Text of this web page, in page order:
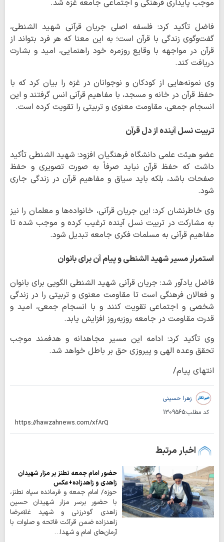
موجب پایداری فرهنگی و اجتماعی جامعه غزه شد.
فاضل تأکید کرد: فلسفه اصلی جریان قرآنی شهید الشنطی،
گفت‌وگوی زندگی با قرآن است؛ به این معنا که هر فرد بتواند از
قرآن در مواجهه با وقایع روزمره خود راهنمایی، امید و بشارت
دریافت کند.
وی نمونه‌هایی از کودکان و نوجوانان در غزه را بیان کرد که با
حفظ قرآن در خانه و مسجد، با مفاهیم قرآنی انس گرفتند و این
انسجام جمعی، مقاومت معنوی و تربیتی را تقویت کرده است.
تربیت نسل آینده از دل قرآن
عضو هیئت علمی دانشگاه فرهنگیان افزود: شهید الشنطی تأکید
داشت که حفظ قرآن نباید صرفاً به صورت تصویری و حفظ
صفحات باشد، بلکه باید سیاق و مفاهیم قرآن در زندگی جاری
شود.
وی خاطرنشان کرد: این جریان قرآنی، خانواده‌ها و معلمان را نیز
به مشارکت در تربیت نسل آینده ترغیب کرده و موجب شده تا
مفاهیم قرآنی به مسلمات فکری جامعه تبدیل شود.
استمرار مسیر شهید الشنطی و پیام آن برای بانوان
فاضل یادآور شد: جریان قرآنی شهید الشنطی الگویی برای بانوان
و فعالان فرهنگی است تا مقاومت معنوی و تربیتی را در زندگی
شخصی و اجتماعی تقویت کنند و با انسجام جمعی، امید و
قدرت مقاومت در جامعه روزبه‌روز افزایش یابد.
وی تأکید کرد: ادامه این مسیر مجاهدانه و هدفمند موجب
تحقق وعده الهی و پیروزی حق بر باطل خواهد شد.
انتهای پیام/
زهرا حسینی
کد مطلب:1309565
اخبار مرتبط
حضور امام جمعه نطنز بر مزار شهیدان
زاهدی و زاهدزاده+عکس
حوزه/ امام جمعه و فرمانده سپاه نطنز،
با حضور برسر مزار شهیدان حسین
زاهدی گودرزنی و شهید غلامرضا
زاهدزاده ضمن قرآئت فاتحه و صلوات با
آرمان‌های امام و شهدا…